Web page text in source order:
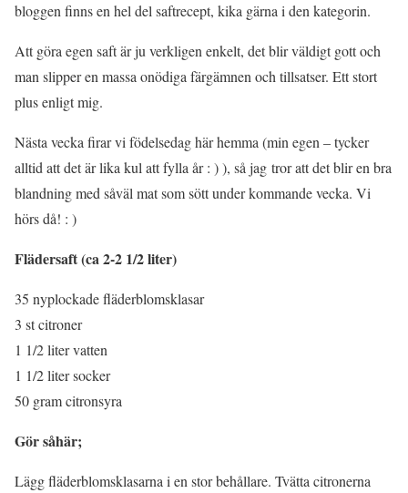
bloggen finns en hel del saftrecept, kika gärna i den kategorin.
Att göra egen saft är ju verkligen enkelt, det blir väldigt gott och
man slipper en massa onödiga färgämnen och tillsatser. Ett stort
plus enligt mig.
Nästa vecka firar vi födelsedag här hemma (min egen – tycker
alltid att det är lika kul att fylla år : ) ), så jag tror att det blir en bra
blandning med såväl mat som sött under kommande vecka. Vi
hörs då! : )
Flädersaft (ca 2-2 1/2 liter)
35 nyplockade fläderblomsklasar
3 st citroner
1 1/2 liter vatten
1 1/2 liter socker
50 gram citronsyra
Gör såhär;
Lägg fläderblomsklasarna i en stor behållare. Tvätta citronerna